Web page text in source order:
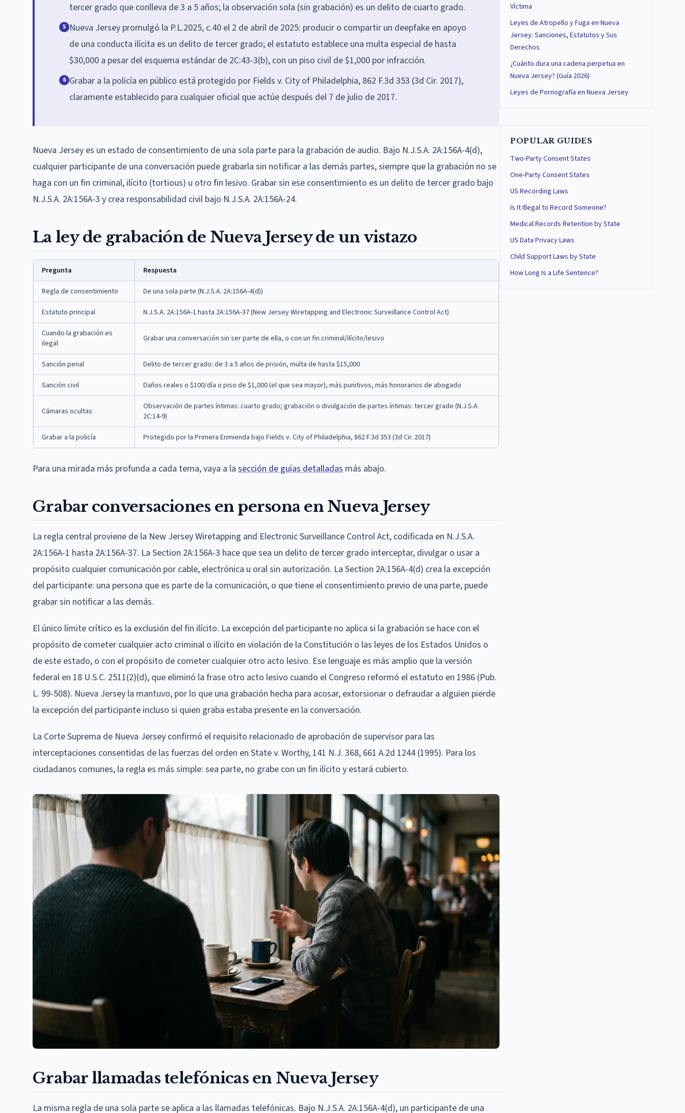
tercer grado que conlleva de 3 a 5 años; la observación sola (sin grabación) es un delito de cuarto grado.
5 Nueva Jersey promulgó la P.L.2025, c.40 el 2 de abril de 2025: producir o compartir un deepfake en apoyo
de una conducta ilícita es un delito de tercer grado; el estatuto establece una multa especial de hasta
$30,000 a pesar del esquema estándar de 2C:43-3(b), con un piso civil de $1,000 por infracción.
6 Grabar a la policía en público está protegido por Fields v. City of Philadelphia, 862 F.3d 353 (3d Cir. 2017),
claramente establecido para cualquier oficial que actúe después del 7 de julio de 2017.
Nueva Jersey es un estado de consentimiento de una sola parte para la grabación de audio. Bajo N.J.S.A. 2A:156A-4(d),
cualquier participante de una conversación puede grabarla sin notificar a las demás partes, siempre que la grabación no se
haga con un fin criminal, ilícito (tortious) u otro fin lesivo. Grabar sin ese consentimiento es un delito de tercer grado bajo
N.J.S.A. 2A:156A-3 y crea responsabilidad civil bajo N.J.S.A. 2A:156A-24.
La ley de grabación de Nueva Jersey de un vistazo
Pregunta Respuesta
Regla de consentimiento De una sola parte (N.J.S.A. 2A:156A-4(d))
Estatuto principal N.J.S.A. 2A:156A-1 hasta 2A:156A-37 (New Jersey Wiretapping and Electronic Surveillance Control Act)
Cuando la grabación es
ilegal
Grabar una conversación sin ser parte de ella, o con un fin criminal/ilícito/lesivo
Sanción penal Delito de tercer grado: de 3 a 5 años de prisión, multa de hasta $15,000
Sanción civil Daños reales o $100/día o piso de $1,000 (el que sea mayor), más punitivos, más honorarios de abogado
Cámaras ocultas
Observación de partes íntimas: cuarto grado; grabación o divulgación de partes íntimas: tercer grado (N.J.S.A.
2C:14-9)
Grabar a la policía Protegido por la Primera Enmienda bajo Fields v. City of Philadelphia, 862 F.3d 353 (3d Cir. 2017)
Para una mirada más profunda a cada tema, vaya a la sección de guías detalladas más abajo.
Grabar conversaciones en persona en Nueva Jersey
La regla central proviene de la New Jersey Wiretapping and Electronic Surveillance Control Act, codificada en N.J.S.A.
2A:156A-1 hasta 2A:156A-37. La Section 2A:156A-3 hace que sea un delito de tercer grado interceptar, divulgar o usar a
propósito cualquier comunicación por cable, electrónica u oral sin autorización. La Section 2A:156A-4(d) crea la excepción
del participante: una persona que es parte de la comunicación, o que tiene el consentimiento previo de una parte, puede
grabar sin notificar a las demás.
El único límite crítico es la exclusión del fin ilícito. La excepción del participante no aplica si la grabación se hace con el
propósito de cometer cualquier acto criminal o ilícito en violación de la Constitución o las leyes de los Estados Unidos o
de este estado, o con el propósito de cometer cualquier otro acto lesivo. Ese lenguaje es más amplio que la versión
federal en 18 U.S.C. 2511(2)(d), que eliminó la frase otro acto lesivo cuando el Congreso reformó el estatuto en 1986 (Pub.
L. 99-508). Nueva Jersey la mantuvo, por lo que una grabación hecha para acosar, extorsionar o defraudar a alguien pierde
la excepción del participante incluso si quien graba estaba presente en la conversación.
La Corte Suprema de Nueva Jersey confirmó el requisito relacionado de aprobación de supervisor para las
interceptaciones consentidas de las fuerzas del orden en State v. Worthy, 141 N.J. 368, 661 A.2d 1244 (1995). Para los
ciudadanos comunes, la regla es más simple: sea parte, no grabe con un fin ilícito y estará cubierto.
Grabar llamadas telefónicas en Nueva Jersey
La misma regla de una sola parte se aplica a las llamadas telefónicas. Bajo N.J.S.A. 2A:156A-4(d), un participante de una
Víctima
Leyes de Atropello y Fuga en Nueva
Jersey: Sanciones, Estatutos y Sus
Derechos
¿Cuánto dura una cadena perpetua en
Nueva Jersey? (Guía 2026)
Leyes de Pornografía en Nueva Jersey
POPULAR GUIDES
Two-Party Consent States
One-Party Consent States
US Recording Laws
Is It Illegal to Record Someone?
Medical Records Retention by State
US Data Privacy Laws
Child Support Laws by State
How Long Is a Life Sentence?